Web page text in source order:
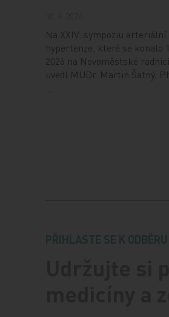
Na XXIV. sympoziu arteriální
hypertenze, které se konalo
2026 na Novoměstské
uvedl MUDr. Martin Šatný,
PŘIHLASTE SE K